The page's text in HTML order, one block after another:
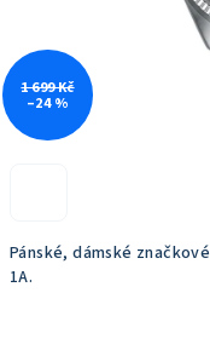
Pánské, dámské značkové
1A.
1 699 Kč
–24 %